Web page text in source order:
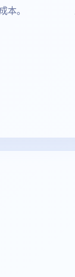
本。